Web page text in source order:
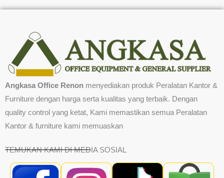
Angkasa Office Renon menyediakan produk Peralatan Kantor &
Furniture dengan harga serta kualitas yang terbaik. Dengan
quality control yang ketat, Kami memastikan semua Peralatan
Kantor & furniture kami memuaskan
TEMUKAN KAMI DI MEDIA SOSIAL